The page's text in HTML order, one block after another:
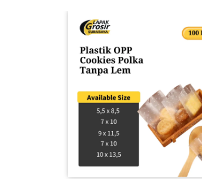
PLASTIK DAN TAS MBG